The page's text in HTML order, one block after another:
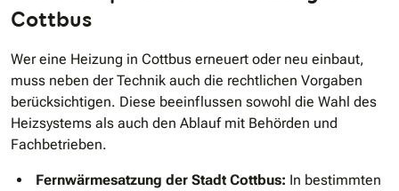
Cottbus
Wer eine Heizung in Cottbus erneuert oder neu einbaut,
muss neben der Technik auch die rechtlichen Vorgaben
berücksichtigen. Diese beeinflussen sowohl die Wahl des
Heizsystems als auch den Ablauf mit Behörden und
Fachbetrieben.
Fernwärmesatzung der Stadt Cottbus: In bestimmten